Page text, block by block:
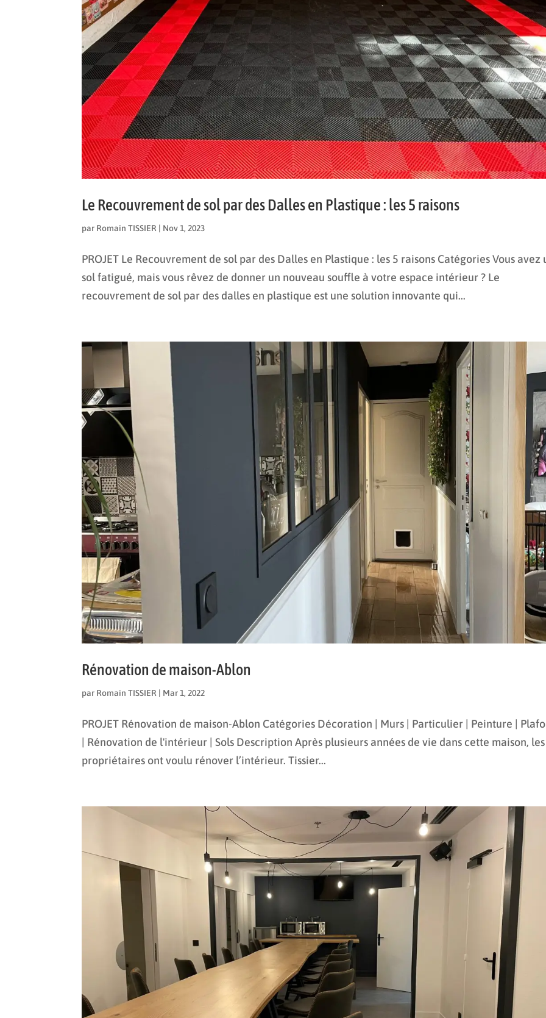
Le Recouvrement de sol par des Dalles en Plastique : les 5 raisons
par Romain TISSIER | Nov 1, 2023
PROJET Le Recouvrement de sol par des Dalles en Plastique : les 5 raisons Catégories Vous avez
sol fatigué, mais vous rêvez de donner un nouveau souffle à votre espace intérieur ? Le
recouvrement de sol par des dalles en plastique est une solution innovante qui...
Rénovation de maison-Ablon
par Romain TISSIER | Mar 1, 2022
PROJET Rénovation de maison-Ablon Catégories Décoration | Murs | Particulier | Peinture |
| Rénovation de l'intérieur | Sols Description Après plusieurs années de vie dans cette maison, les
propriétaires ont voulu rénover l’intérieur. Tissier...